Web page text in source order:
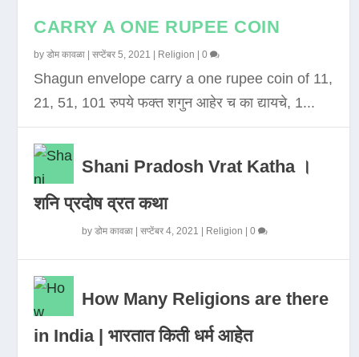
CARRY A ONE RUPEE COIN
byडोम कावळा |सप्टेंबर 5, 2021 Religion |0
Shagun envelope carry a one rupee coin of 11,
21, 51, 101 रुपये फक्त शगुन आहेर च का द्यायचे, 1...
Shani Pradosh Vrat Katha ।
शनि प्रदोष व्रत कथा
byडोम कावळा |सप्टेंबर 4, 2021 Religion |0
How Many Religions are there
in India | भारतात किती धर्म आहेत